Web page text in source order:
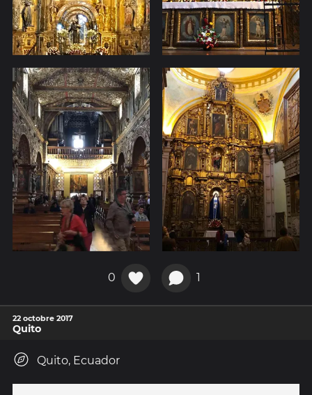
0 1
22 octobre 2017
Quito
Quito, Ecuador